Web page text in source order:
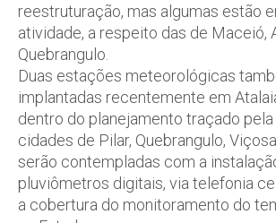
reestruturação, mas algumas estão
atividade, a respeito das de Maceió,
Quebrangulo.
Duas estações meteorológicas
implantadas recentemente em
dentro do planejamento traçado pela
cidades de Pilar, Quebrangulo,
serão contempladas com a
pluviômetros digitais, via telefonia
a cobertura do monitoramento do